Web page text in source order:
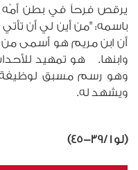
يرقص فرحاً في بطن
باسمه: "من أين لي أن
أن ابن مريم هو أسمى من
وابنها. هو تمهيد
وهو رسم مسبق لوظيفة
ويشهد له.
(لو 1 /39-45)